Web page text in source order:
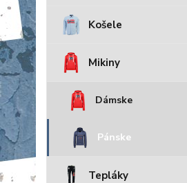
Košele
Mikiny
Dámske
Pánske
Tepláky